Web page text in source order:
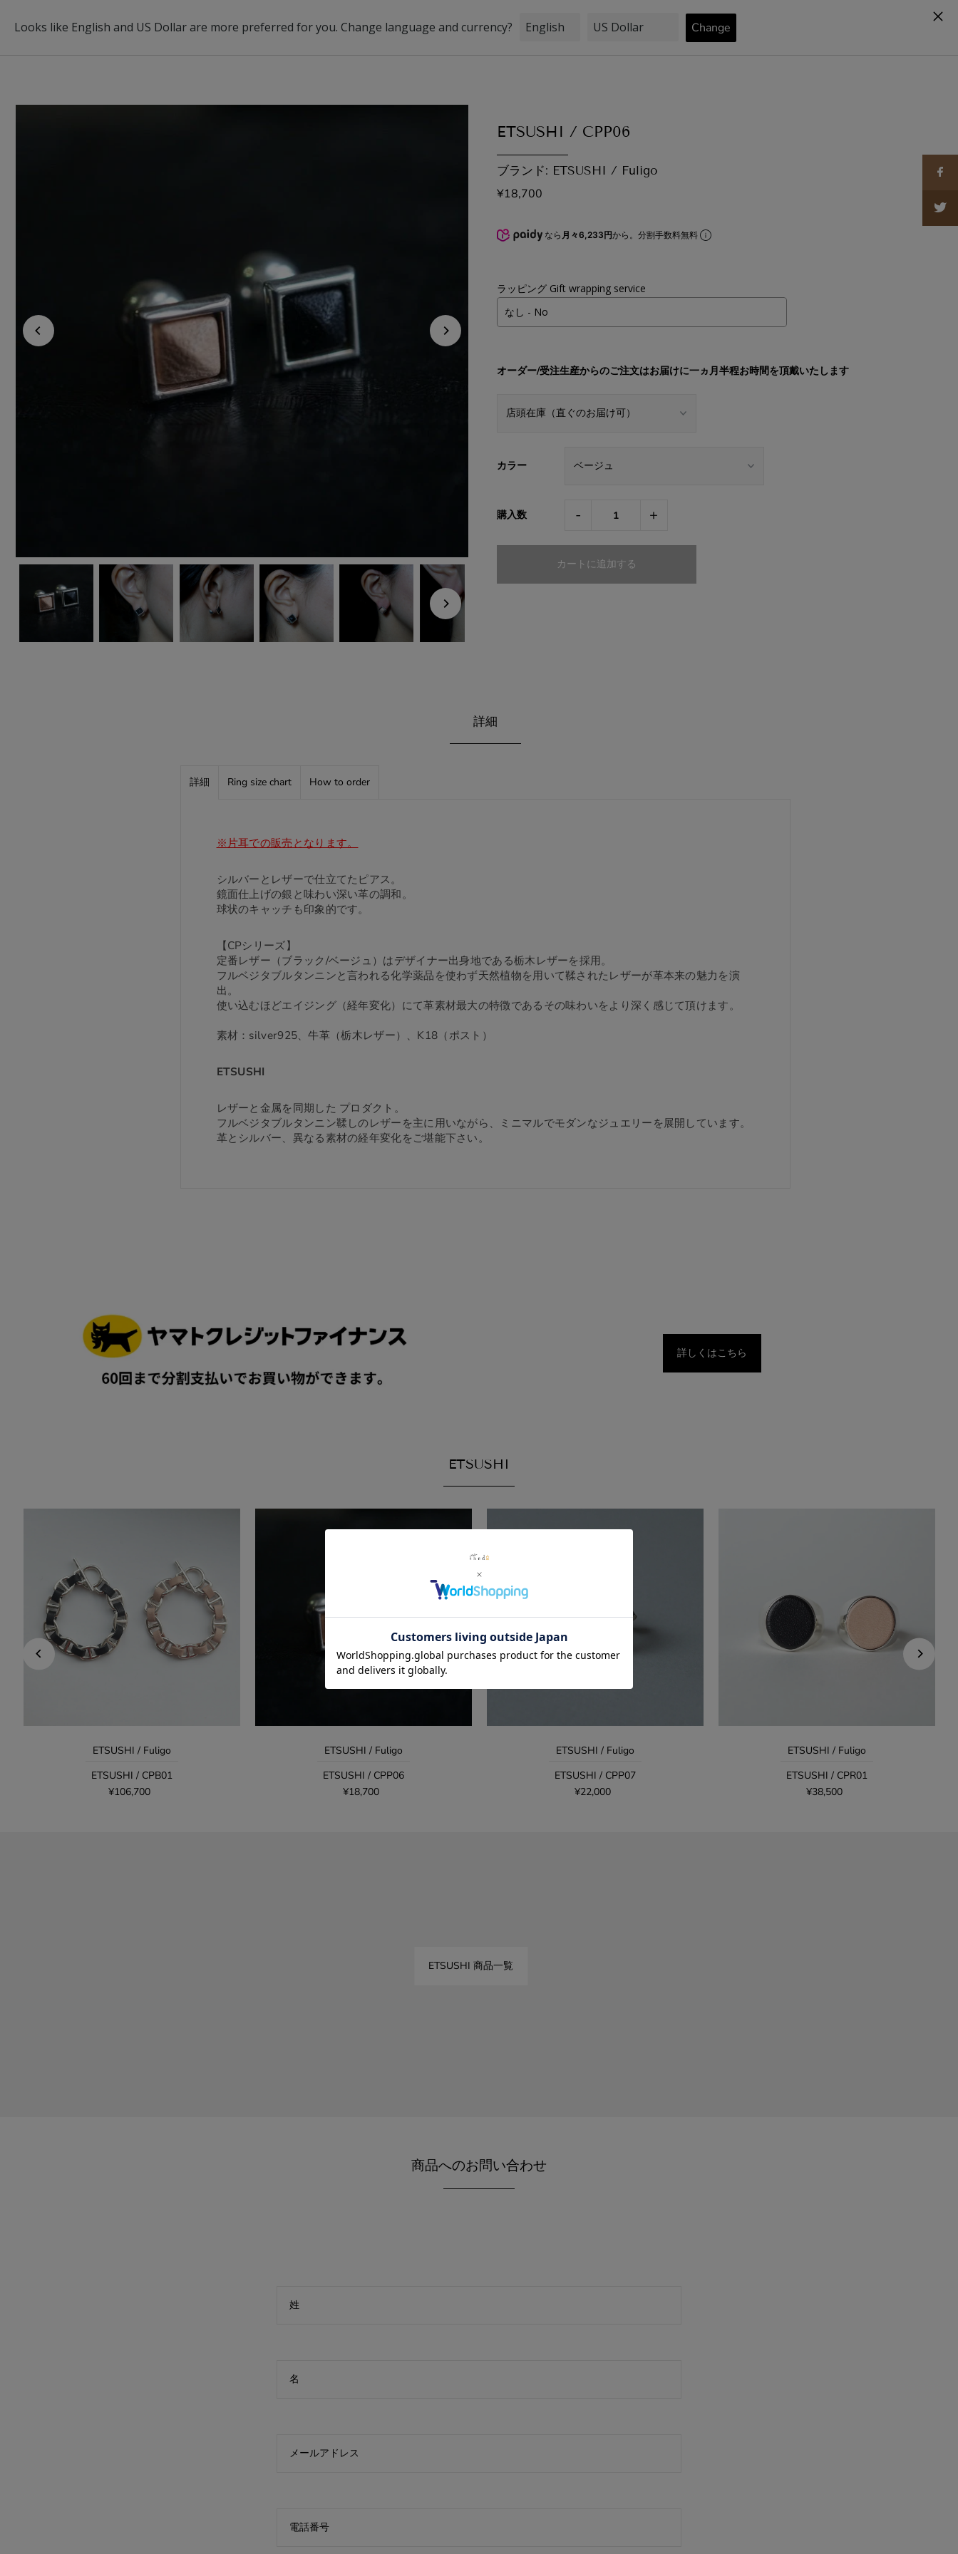
BRAND INFORMATION
ETSUSHI / CPP06
ブランド: ETSUSHI / Fuligo
¥18,700
なら 月々6,233円から。分割手数料無料
ラッピング Gift wrapping service
オーダー/受注生産からのご注文はお届けに一ヵ月半程お時間を頂戴いたします
カラー
購入数 - +
詳細
詳細 Ring size chart How to order
※片耳での販売となります。
シルバーとレザーで仕立てたピアス。
鏡面仕上げの銀と味わい深い革の調和。
球状のキャッチも印象的です。
【CPシリーズ】
定番レザー（ブラック/ベージュ）はデザイナー出身地である栃木レザーを採用。
フルベジタブルタンニンと言われる化学薬品を使わず天然植物を用いて鞣されたレザーが革本来の魅力を演
出。
使い込むほどエイジング（経年変化）にて革素材最大の特徴であるその味わいをより深く感じて頂けます。
素材：silver925、牛革（栃木レザー）、K18（ポスト）
ETSUSHI
レザーと金属を同期した プロダクト。
フルベジタブルタンニン鞣しのレザーを主に用いながら、ミニマルでモダンなジュエリーを展開しています。
革とシルバー、異なる素材の経年変化をご堪能下さい。
詳しくはこちら
ETSUSHI
ETSUSHI / Fuligo
ETSUSHI / CPB01
¥106,700
ETSUSHI / Fuligo
ETSUSHI / CPP06
¥18,700
ETSUSHI / Fuligo
ETSUSHI / CPP07
¥22,000
ETSUSHI / Fuligo
ETSUSHI / CPR01
¥38,500
ETSUSHI 商品一覧
商品へのお問い合わせ